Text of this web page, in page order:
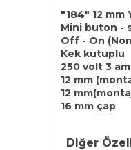
"184" 12 mm
Mini buton -
Off - On
Kek kutuplu
250 volt 3
12 mm
12
16 mm çap
Diğer